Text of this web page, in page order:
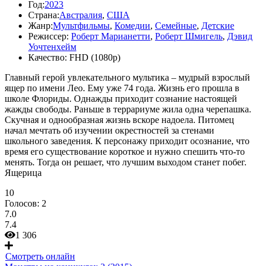
Год:2023
Страна:Австралия, США
Жанр:Мультфильмы, Комедии, Семейные, Детские
Режиссер: Роберт Марианетти, Роберт Шмигель, Дэвид
Уочтенхейм
Качество: FHD (1080p)
Главный герой увлекательного мультика – мудрый взрослый
ящер по имени Лео. Ему уже 74 года. Жизнь его прошла в
школе Флориды. Однажды приходит сознание настоящей
жажды свободы. Раньше в террариуме жила одна черепашка.
Скучная и однообразная жизнь вскоре надоела. Питомец
начал мечтать об изучении окрестностей за стенами
школьного заведения. К персонажу приходит осознание, что
время его существование короткое и нужно спешить что-то
менять. Тогда он решает, что лучшим выходом станет побег.
Ящерица
10
Голосов: 2
7.0
7.4
1 306
Смотреть онлайн